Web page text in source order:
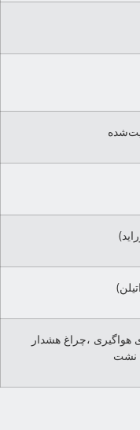
هواگیری ،چراغ هشدار
نشت